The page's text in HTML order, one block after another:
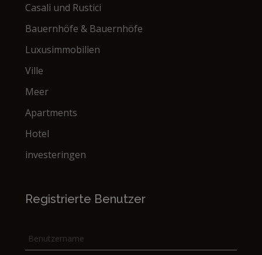
Casali und Rustici
Bauernhöfe & Bauernhöfe
Luxusimmobilien
Ville
Meer
Apartments
Hotel
investeringen
Registrierte Benutzer